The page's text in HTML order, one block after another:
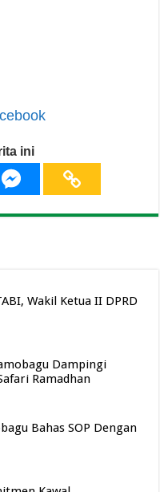
ini
Wakil Ketua II DPRD
Dampingi
Ramadhan
Bahas SOP Dengan